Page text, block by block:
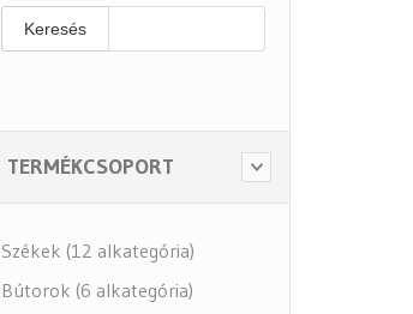
Keresés
TERMÉKCSOPORT
Székek (12 alkategória)
Bútorok (6 alkategória)